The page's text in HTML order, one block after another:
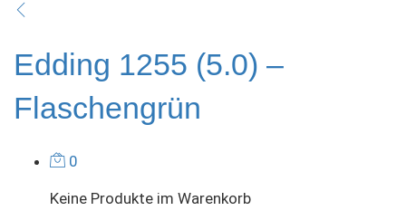
Edding 1255 (5.0) –
Flaschengrün
0
Keine Produkte im Warenkorb